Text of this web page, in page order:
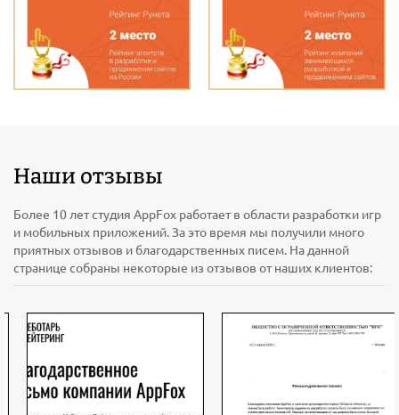
Наши отзывы
Более 10 лет студия AppFox работает в области разработки игр
и мобильных приложений. За это время мы получили много
приятных отзывов и благодарственных писем. На данной
странице собраны некоторые из отзывов от наших клиентов: